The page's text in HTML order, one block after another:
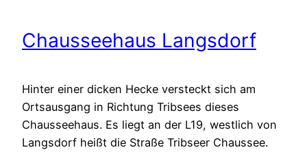
Chausseehaus Langsdorf
Hinter einer dicken Hecke versteckt sich am
Ortsausgang in Richtung Tribsees dieses
Chausseehaus. Es liegt an der L19, westlich von
Langsdorf heißt die Straße Tribseer Chaussee.